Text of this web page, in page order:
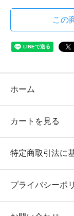
この
ホーム
カートを見る
特定商取引法に
プライバシーポ